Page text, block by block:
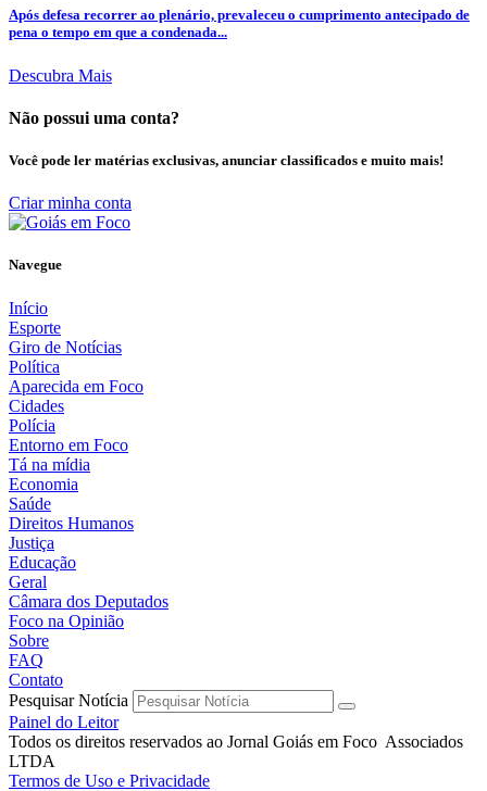
Após defesa recorrer ao plenário, prevaleceu o cumprimento antecipado de
pena o tempo em que a condenada...
Descubra Mais
Não possui uma conta?
Você pode ler matérias exclusivas, anunciar classificados e muito mais!
Criar minha conta
Navegue
Início
Esporte
Giro de Notícias
Política
Aparecida em Foco
Cidades
Polícia
Entorno em Foco
Tá na mídia
Economia
Saúde
Direitos Humanos
Justiça
Educação
Geral
Câmara dos Deputados
Foco na Opinião
Sobre
FAQ
Contato
Pesquisar Notícia
Painel do Leitor
Todos os direitos reservados ao Jornal Goiás em Foco Associados
LTDA
Termos de Uso e Privacidade